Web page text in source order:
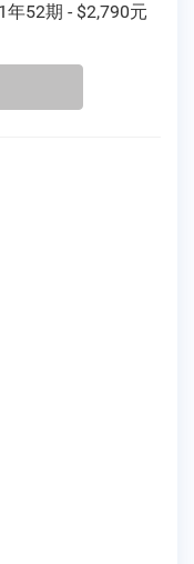
年52期 - $2,790元